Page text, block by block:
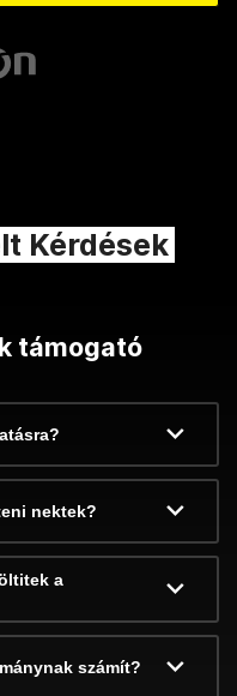
Kérdések
támogató
nektek?
a
számít?